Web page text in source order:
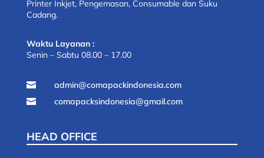
Printer Inkjet, Pengemasan, Consumable dan Suku
Cadang.
Waktu Layanan :
Senin – Sabtu 08.00 – 17.00
 admin@comapackindonesia.com
 comapacksindonesia@gmail.com
HEAD OFFICE